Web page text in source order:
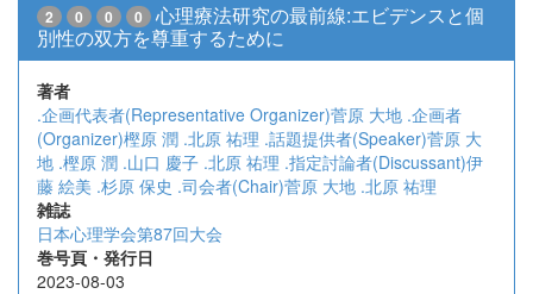
2 0 0 0
心理療法研究の最前線:エビデンスと個
別性の双方を尊重するために
著者
.企画代表者(Representative Organizer)菅原 大地 .企画者
(Organizer)樫原 潤 .北原 祐理 .話題提供者(Speaker)菅原 大
地 .樫原 潤 .山口 慶子 .北原 祐理 .指定討論者(Discussant)伊
藤 絵美 .杉原 保史 .司会者(Chair)菅原 大地 .北原 祐理
雑誌
日本心理学会第87回大会
巻号頁・発行日
2023-08-03